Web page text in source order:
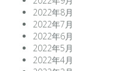
2022年8月
2022年7月
2022年6月
2022年5月
2022年4月